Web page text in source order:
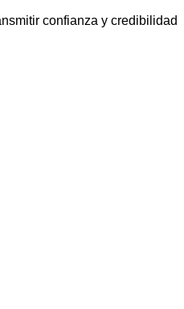
confianza y credibilidad